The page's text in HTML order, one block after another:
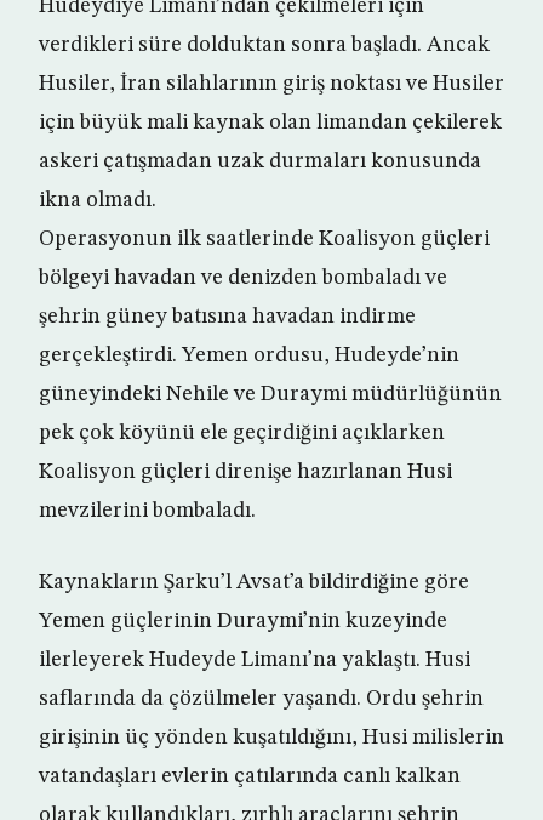
Hudeydiye Limanı’ndan çekilmeleri için
verdikleri süre dolduktan sonra başladı. Ancak
Husiler, İran silahlarının giriş noktası ve Husiler
için büyük mali kaynak olan limandan çekilerek
askeri çatışmadan uzak durmaları konusunda
ikna olmadı.
Operasyonun ilk saatlerinde Koalisyon güçleri
bölgeyi havadan ve denizden bombaladı ve
şehrin güney batısına havadan indirme
gerçekleştirdi. Yemen ordusu, Hudeyde’nin
güneyindeki Nehile ve Duraymi müdürlüğünün
pek çok köyünü ele geçirdiğini açıklarken
Koalisyon güçleri direnişe hazırlanan Husi
mevzilerini bombaladı.
Kaynakların Şarku’l Avsat’a bildirdiğine göre
Yemen güçlerinin Duraymi’nin kuzeyinde
ilerleyerek Hudeyde Limanı’na yaklaştı. Husi
saflarında da çözülmeler yaşandı. Ordu şehrin
girişinin üç yönden kuşatıldığını, Husi milislerin
vatandaşları evlerin çatılarında canlı kalkan